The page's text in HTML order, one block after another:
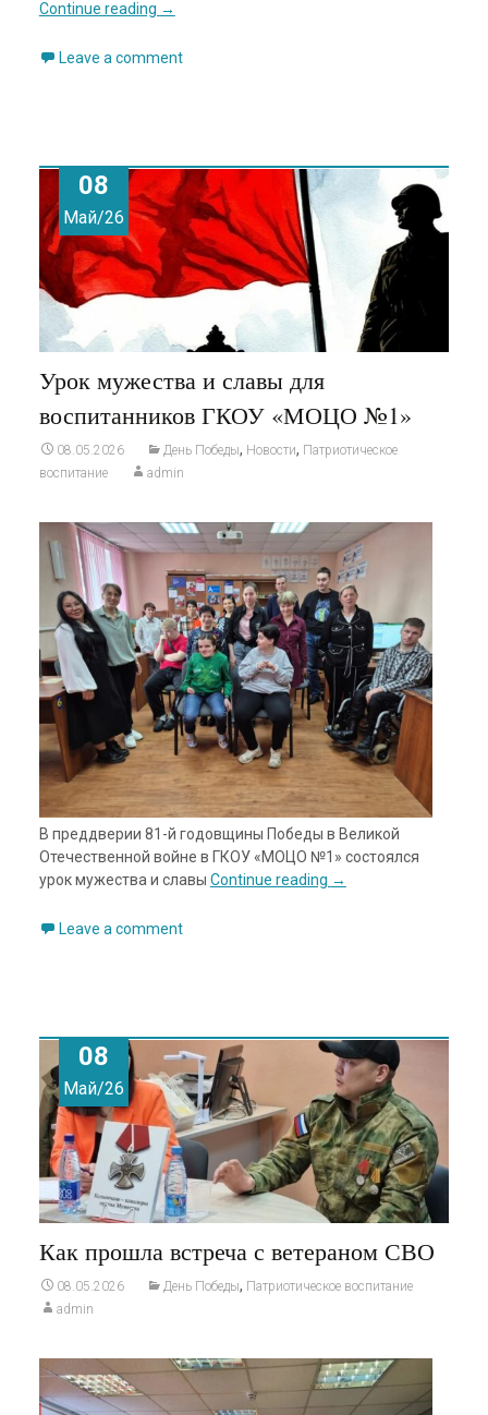
Continue reading →
Leave a comment
08
Май/26
Урок мужества и славы для
воспитанников ГКОУ «МОЦО №1»
08.05.2026 День Победы, Новости, Патриотическое
воспитание
admin
В преддверии 81-й годовщины Победы в Великой
Отечественной войне в ГКОУ «МОЦО №1» состоялся
урок мужества и славы Continue reading →
Leave a comment
08
Май/26
Как прошла встреча с ветераном СВО
08.05.2026 День Победы, Патриотическое воспитание
admin